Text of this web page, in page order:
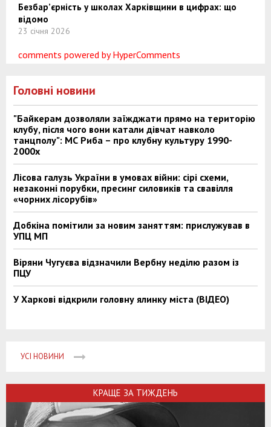
Безбар’єрність у школах Харківщини в цифрах: що
відомо
23 січня 2026
comments powered by HyperComments
Головні новини
"Байкерам дозволяли заїжджати прямо на територію
клубу, після чого вони катали дівчат навколо
танцполу": МС Риба – про клубну культуру 1990-
2000х
Лісова галузь України в умовах війни: сірі схеми,
незаконні порубки, пресинг силовиків та свавілля
«чорних лісорубів»
Добкіна помітили за новим заняттям: прислужував в
УПЦ МП
Віряни Чугуєва відзначили Вербну неділю разом із
ПЦУ
У Харкові відкрили головну ялинку міста (ВІДЕО)
УСІ НОВИНИ
КРАЩЕ ЗА ТИЖДЕНЬ